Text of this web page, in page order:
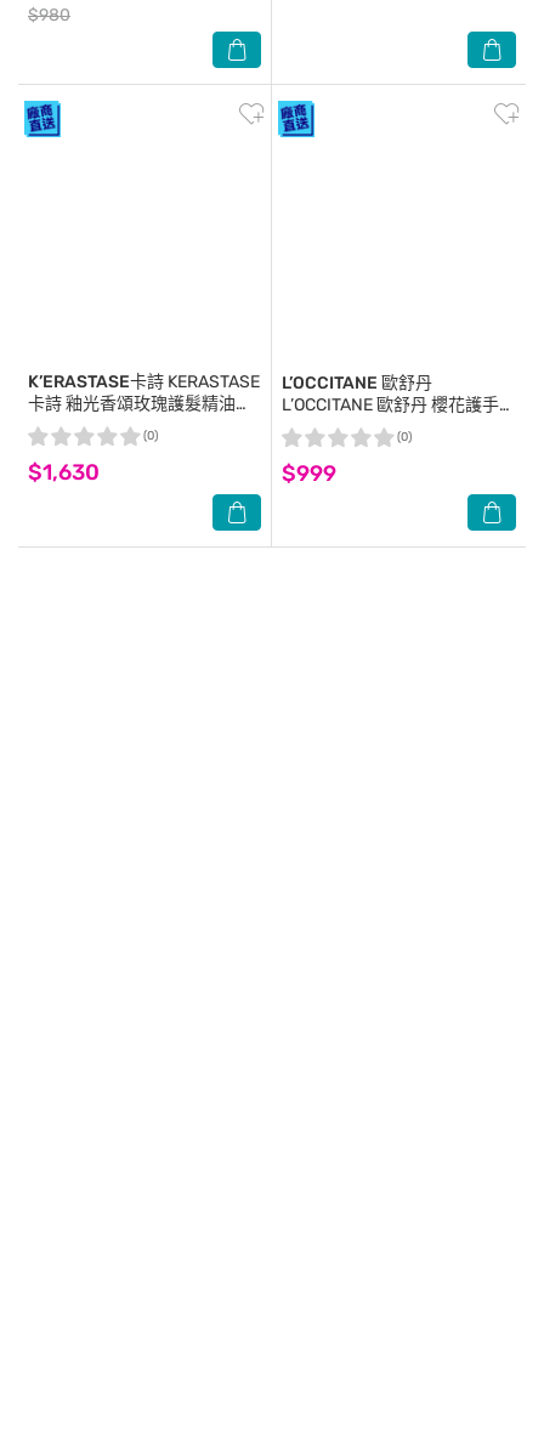
$980
K’ERASTASE卡詩 KERASTASE
卡詩 釉光香頌玫瑰護髮精油
(45ml)-國際航空版
$1,630
(0)
L’OCCITANE 歐舒丹
L’OCCITANE 歐舒丹 櫻花護手霜
(150ml)-新版-國際航空版
$999
(0)